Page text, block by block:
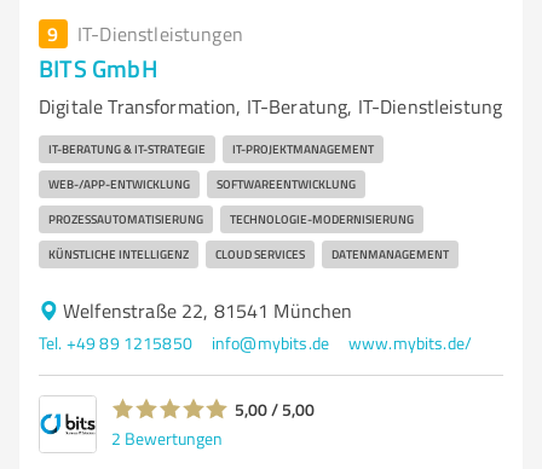
9 IT-Dienstleistungen
BITS GmbH
Digitale Transformation, IT-Beratung, IT-Dienstleistung
IT-BERATUNG & IT-STRATEGIE IT-PROJEKTMANAGEMENT
WEB-/APP-ENTWICKLUNG SOFTWAREENTWICKLUNG
PROZESSAUTOMATISIERUNG TECHNOLOGIE-MODERNISIERUNG
KÜNSTLICHE INTELLIGENZ CLOUD SERVICES DATENMANAGEMENT
Welfenstraße 22, 81541 München
Tel. +49 89 1215850 info@mybits.de www.mybits.de/
5,00 / 5,00
2 Bewertungen